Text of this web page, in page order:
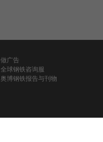
做广告
全球钢铁咨询服
奥博钢铁报告与刊物